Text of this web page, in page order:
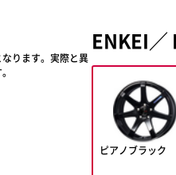
ります。実際と異
ENKEI／
ピアノブラック